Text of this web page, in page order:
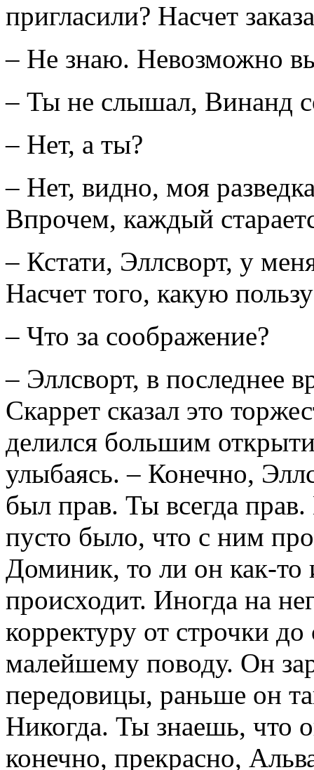
пригласили? Насчет
– Не знаю. Невозможно
– Ты не слышал, Винанд
– Нет, а ты?
– Нет, видно, моя
Впрочем, каждый
– Кстати, Эллсворт, у
Насчет того, какую
– Что за соображение?
– Эллсворт, в последнее
Скаррет сказал это
делился большим
улыбаясь. – Конечно,
был прав. Ты всегда
пусто было, что с ним
Доминик, то ли он как-то
происходит. Иногда на
корректуру от строчки
малейшему поводу. Он
передовицы, раньше он
Никогда. Ты знаешь, что
конечно, прекрасно,